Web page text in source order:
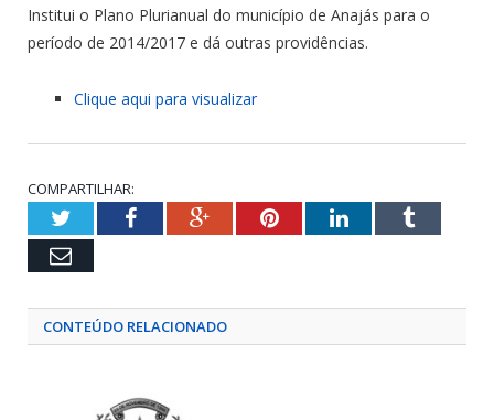
Institui o Plano Plurianual do município de Anajás para o
período de 2014/2017 e dá outras providências.
Clique aqui para visualizar
COMPARTILHAR:
TwitterFacebookGoogle+PinterestLinkedInTumblr
Email
CONTEÚDO RELACIONADO